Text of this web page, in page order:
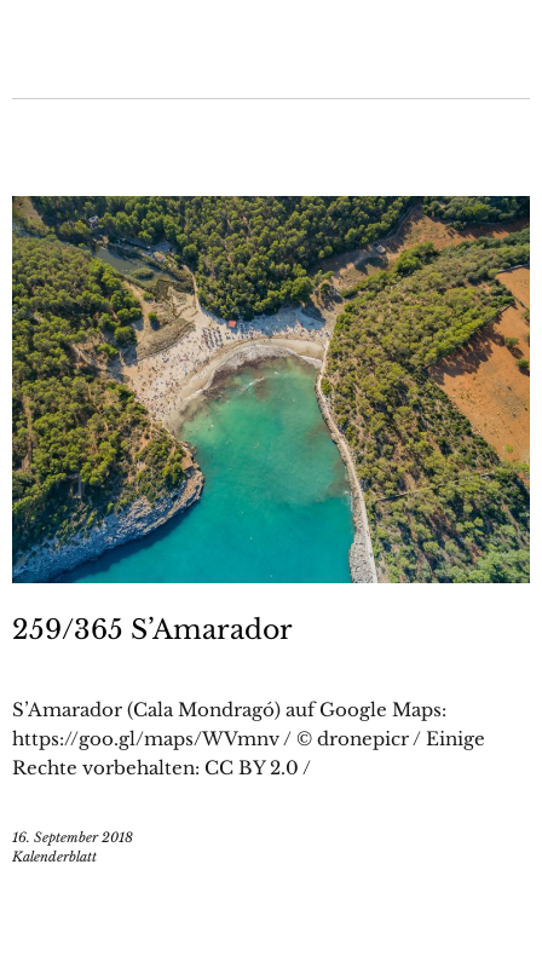
259/365 S’Amarador
S’Amarador (Cala Mondragó) auf Google Maps:
https://goo.gl/maps/WVmnv / © dronepicr / Einige
Rechte vorbehalten: CC BY 2.0 /
16. September 2018
Kalenderblatt